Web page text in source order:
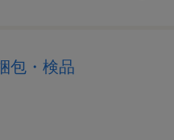
包・検品